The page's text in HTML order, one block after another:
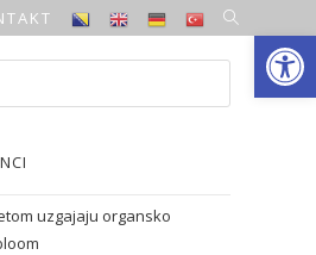
Open toolbar
uzgajaju organsko